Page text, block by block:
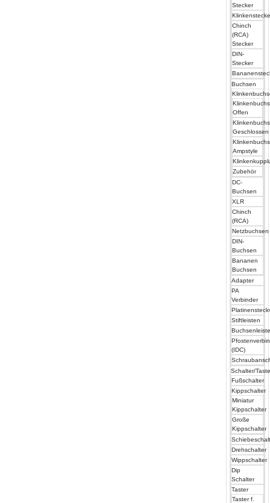
Stecker
Chinch
(RCA)
Stecker
DIN-
Stecker
Buchsen
Offen
Geschlossen
Ampstyle
Zubehör
DC-
Buchsen
XLR
Chinch
(RCA)
Netzbuchsen
DIN-
Buchsen
Bananen
Buchsen
Adapter
PA
Verbinder
Stiftleisten
(IDC)
Schalter/
Fußschalter
Kippschalter
Miniatur
Kippschalter
Große
Kippschalter
Drehschalter
Wippschalter
Dip
Schalter
Taster
Taster f.